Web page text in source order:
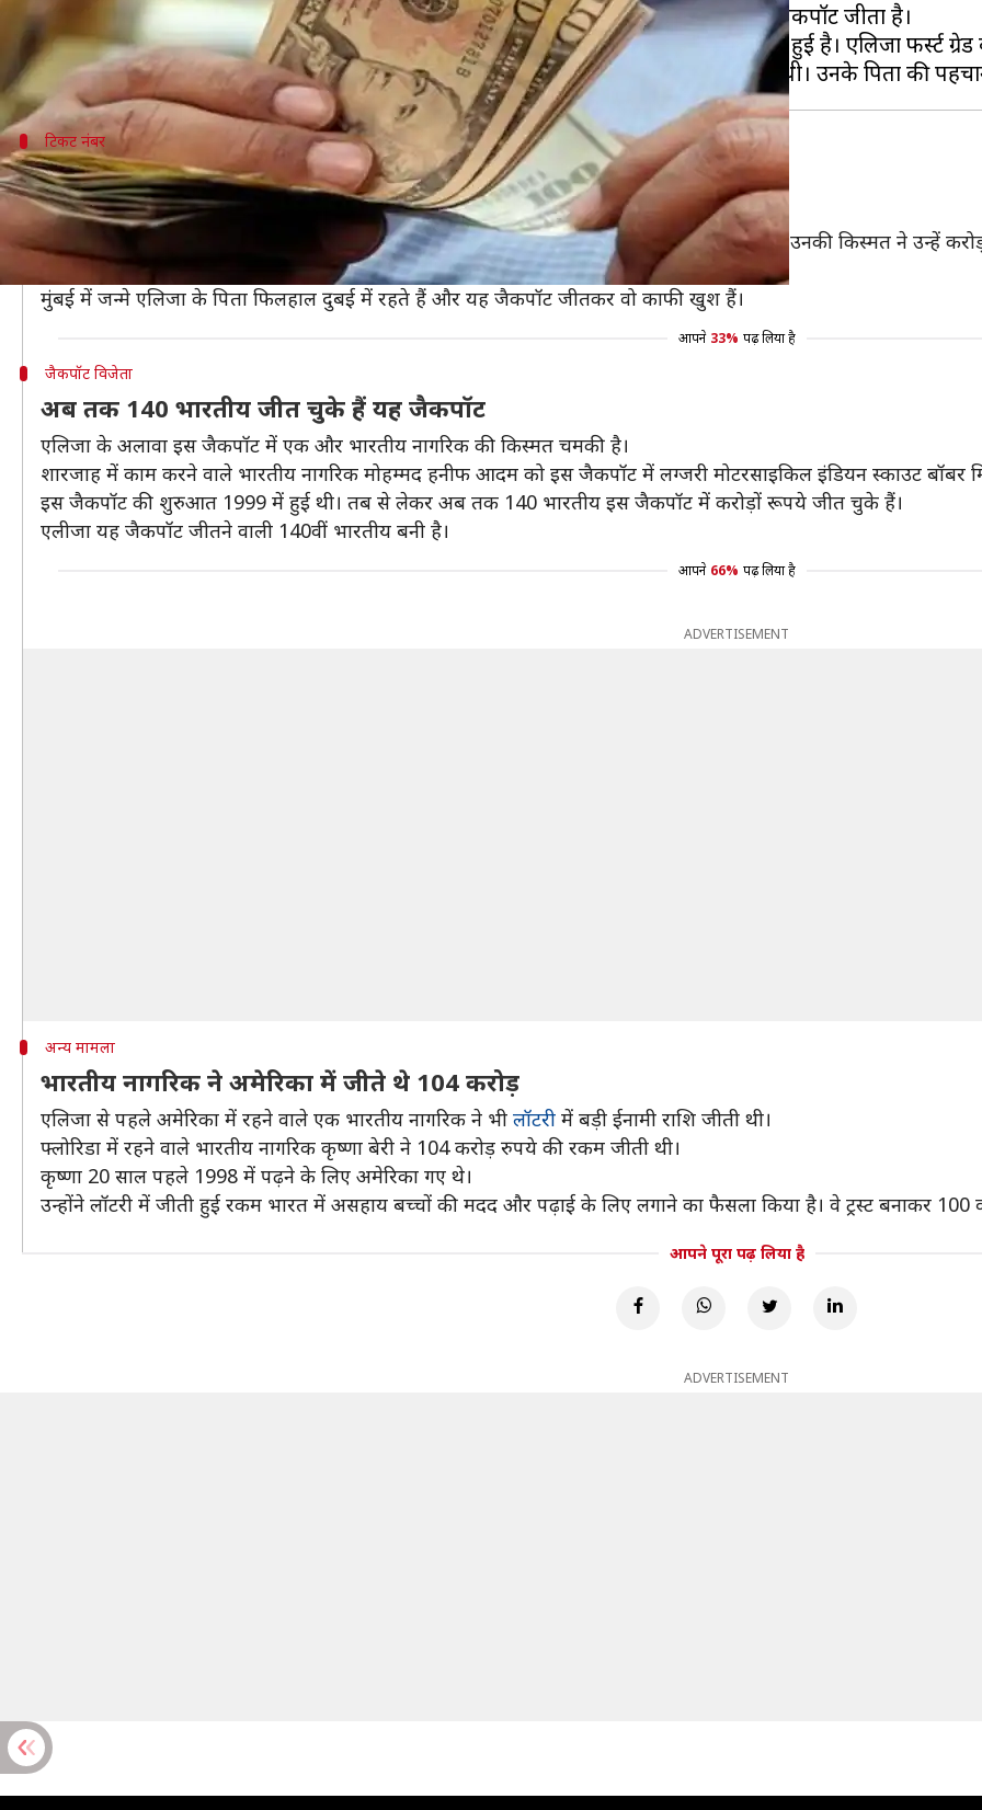
दुबई में रहने वाली भारतीय मूल की 9 वर्षीय लड़की ने 1 मिलियन डॉलर (लगभग 7 करोड़ रुपये) का जैकपॉट जीता है।
दुबई ड्यूटी फ्री मिलेनियम मिलेनियर में जैकपॉट जीतने वाली इस लड़की की पहचान एलिजा के रूप में हुई है। एलिजा फर्स्ट ग्रेड
टिकट नंबर
टिकट का नंबर था 0333
एलिजा के पिता ने बताया कि वे 2004 से इस जैकपॉट में भाग लेते आए हैं।
उन्होंने बताया कि उन्होंने एलिजा के लकी नंबर 9 के आधार पर 0333 नंबर टिकट खरीदा था और इस बार उनकी किस्मत ने उन्हें
इससे पहले 2013 में एलिजा ने इसी जैकपॉट में लग्जरी मैक्लैरन कूपे कार जीती थी।
मुंबई में जन्मे एलिजा के पिता फिलहाल दुबई में रहते हैं और यह जैकपॉट जीतकर वो काफी खुश हैं।
आपने 33% पढ़ लिया है
जैकपॉट विजेता
अब तक 140 भारतीय जीत चुके हैं यह जैकपॉट
एलिजा के अलावा इस जैकपॉट में एक और भारतीय नागरिक की किस्मत चमकी है।
शारजाह में काम करने वाले भारतीय नागरिक मोहम्मद हनीफ आदम को इस जैकपॉट में लग्जरी मोटरसाइकिल इंडियन स्काउट बॉबर
इस जैकपॉट की शुरुआत 1999 में हुई थी। तब से लेकर अब तक 140 भारतीय इस जैकपॉट में करोड़ों रूपये जीत चुके हैं।
एलीजा यह जैकपॉट जीतने वाली 140वीं भारतीय बनी है।
आपने 66% पढ़ लिया है
ADVERTISEMENT
अन्य मामला
भारतीय नागरिक ने अमेरिका में जीते थे 104 करोड़
एलिजा से पहले अमेरिका में रहने वाले एक भारतीय नागरिक ने भी लॉटरी में बड़ी ईनामी राशि जीती थी।
फ्लोरिडा में रहने वाले भारतीय नागरिक कृष्णा बेरी ने 104 करोड़ रुपये की रकम जीती थी।
कृष्णा 20 साल पहले 1998 में पढ़ने के लिए अमेरिका गए थे।
उन्होंने लॉटरी में जीती हुई रकम भारत में असहाय बच्चों की मदद और पढ़ाई के लिए लगाने का फैसला किया है। वे ट्रस्ट बनाकर 100
आपने पूरा पढ़ लिया है
ADVERTISEMENT